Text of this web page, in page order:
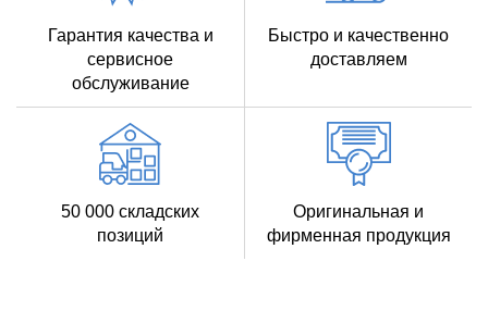
Гарантия качества и
сервисное
обслуживание
Быстро и качественно
доставляем
50 000 складских
позиций
Оригинальная и
фирменная продукция